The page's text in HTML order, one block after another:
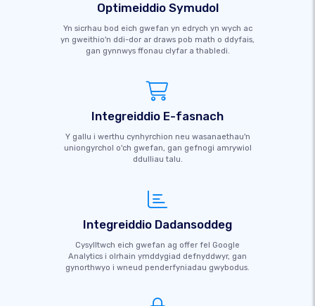
Optimeiddio Symudol
Yn sicrhau bod eich gwefan yn edrych yn wych ac
yn gweithio'n ddi-dor ar draws pob math o ddyfais,
gan gynnwys ffonau clyfar a thabledi.
Integreiddio E-fasnach
Y gallu i werthu cynhyrchion neu wasanaethau'n
uniongyrchol o'ch gwefan, gan gefnogi amrywiol
ddulliau talu.
Integreiddio Dadansoddeg
Cysylltwch eich gwefan ag offer fel Google
Analytics i olrhain ymddygiad defnyddwyr, gan
gynorthwyo i wneud penderfyniadau gwybodus.